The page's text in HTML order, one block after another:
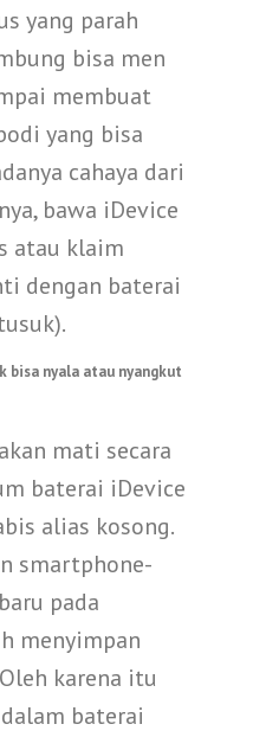
yang parah
bisa men
membuat
yang bisa
cahaya dari
bawa iDevice
atau klaim
dengan baterai
bisa nyala atau nyangkut
mati secara
baterai iDevice
alias kosong.
smartphone-
pada
menyimpan
karena itu
baterai